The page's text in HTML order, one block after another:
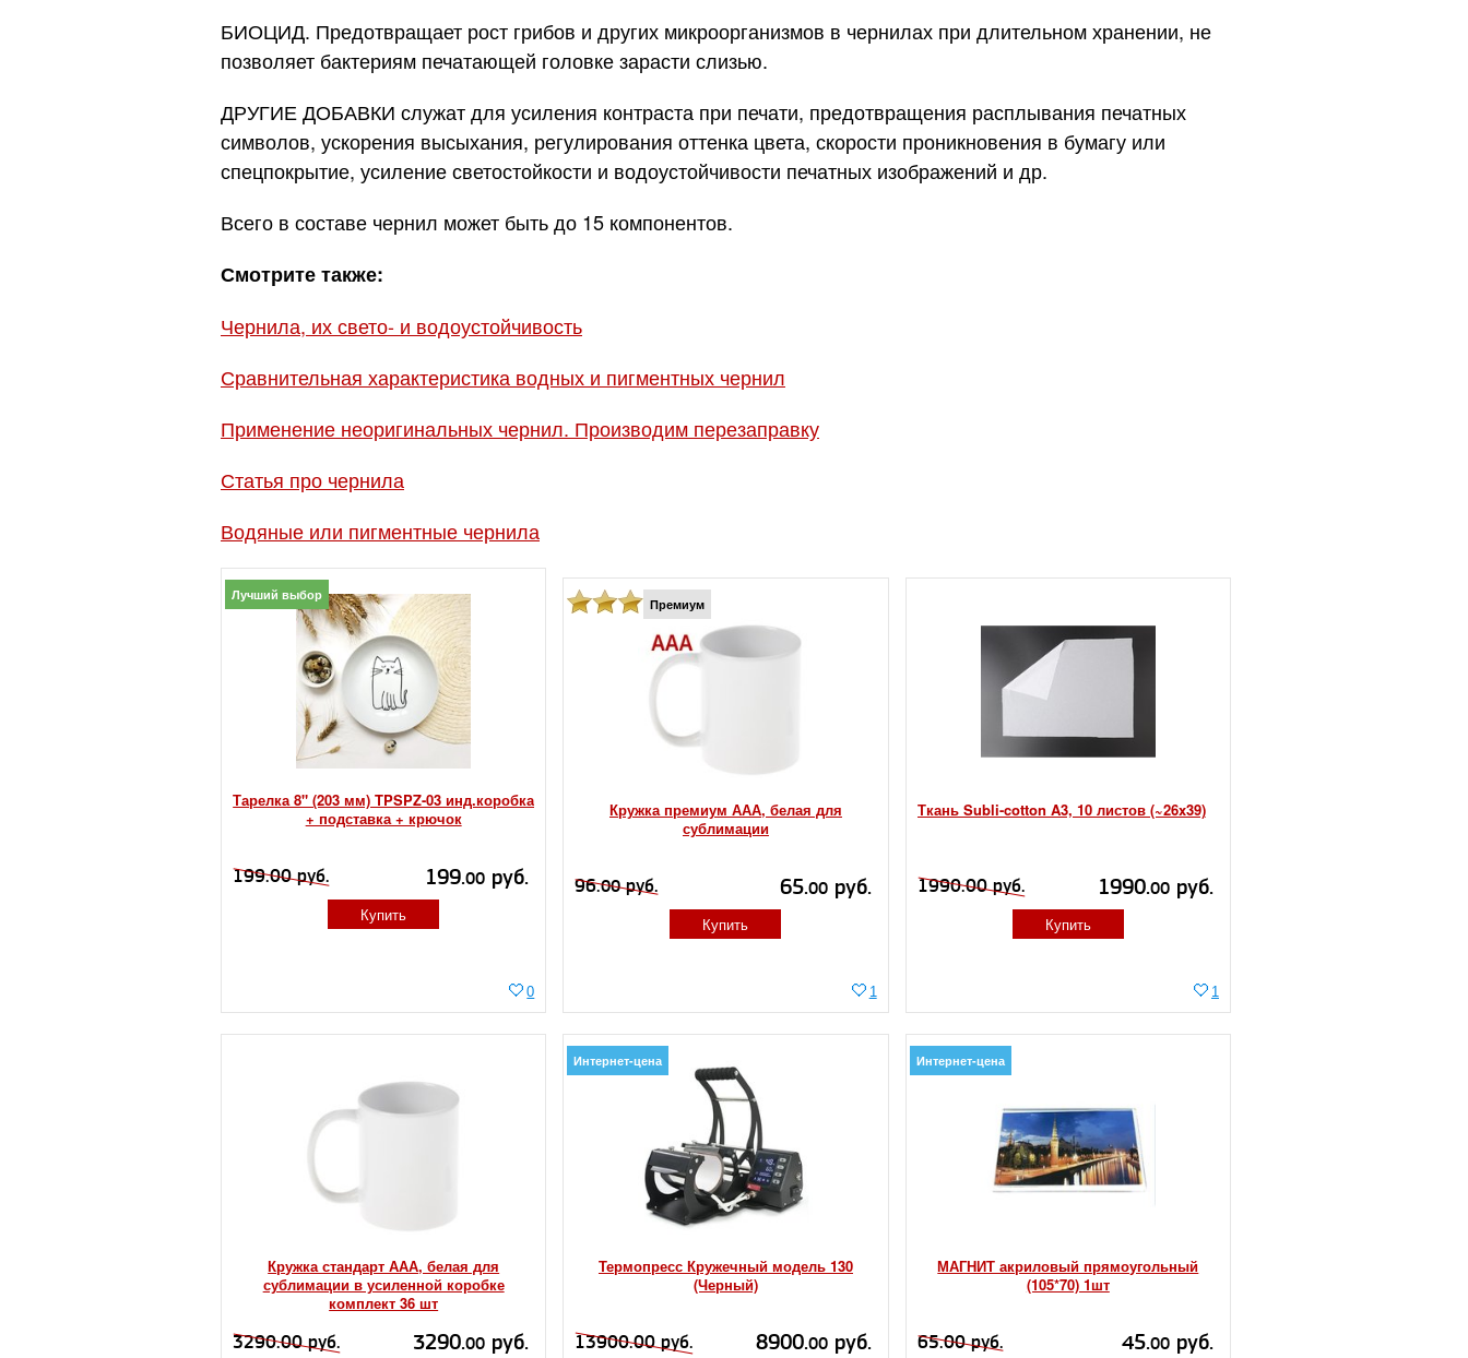
БИОЦИД. Предотвращает рост грибов и других микроорганизмов в чернилах при длительном хранении, не
позволяет бактериям печатающей головке зарасти слизью.
ДРУГИЕ ДОБАВКИ служат для усиления контраста при печати, предотвращения расплывания печатных
символов, ускорения высыхания, регулирования оттенка цвета, скорости проникновения в бумагу или
спецпокрытие, усиление светостойкости и водоустойчивости печатных изображений и др.
Всего в составе чернил может быть до 15 компонентов.
Смотрите также:
Чернила, их свето- и водоустойчивость
Сравнительная характеристика водных и пигментных чернил
Применение неоригинальных чернил. Производим перезаправку
Статья про чернила
Водяные или пигментные чернила
Тарелка 8" (203 мм) TPSPZ-03 инд.коробка
+ подставка + крючок
0
Лучший выбор
199.00 руб. 199.00 руб.
Купить
Кружка премиум ААА, белая для
сублимации
1
Премиум
96.00руб. 65.00руб.
Купить
Ткань Subli-cotton A3, 10 листов (~26x39)
1
1990.00 руб. 1990.00руб.
Купить
Кружка стандарт ААА, белая для
сублимации в усиленной коробке
комплект 36 шт
3290.00 руб. 3290.00 руб.
Термопресс Кружечный модель 130
(Черный)
Интернет-цена
13900.00 руб. 8900.00руб.
МАГНИТ акриловый прямоугольный
(105*70) 1шт
Интернет-цена
65.00 руб. 45.00руб.